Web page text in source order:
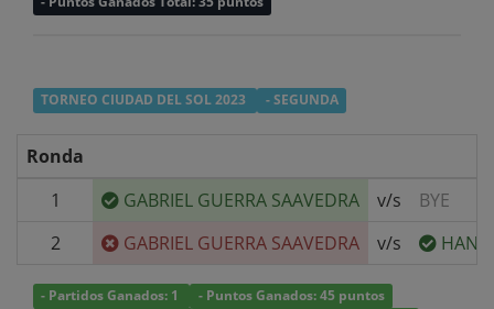
TORNEO CIUDAD DEL SOL 2023 - SEGUNDA
Ronda
1
GABRIEL GUERRA SAAVEDRA v/s
BYE
2
GABRIEL GUERRA SAAVEDRA v/s HANS
- Partidos Ganados: 1
- Puntos Ganados: 45 puntos